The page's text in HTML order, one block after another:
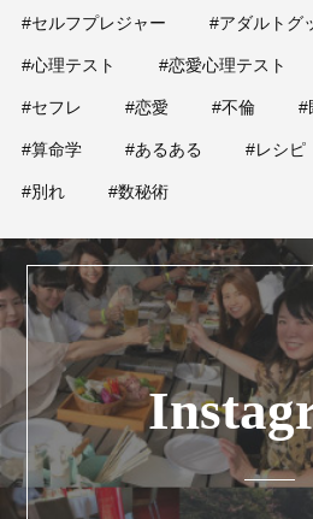
#セルフプレジャー #アダルトグ
#心理テスト #恋愛心理テスト
#セフレ #恋愛 #不倫 #
#算命学 #あるある #レシピ
#別れ #数秘術